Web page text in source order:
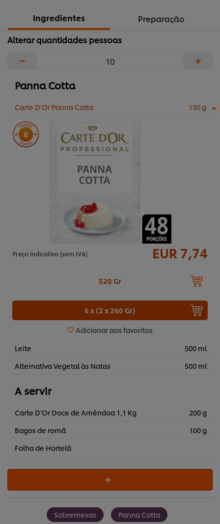
Ingredientes
Preparação
Alterar quantidades pessoas
− +
Panna Cotta
Carte D’Or Panna Cotta 130 g
8
Preço indicativo (sem IVA) EUR 7,74
520 Gr
6 x (2 x 260 Gr)
Adicionar aos favoritos
Leite
500 ml
Alternativa Vegetal às Natas
500 ml
A servir
Carte D’Or Doce de Amêndoa 1,1 Kg
200 g
Bagos de romã
100 g
Folha de Hortelã
Sobremesas Panna Cotta